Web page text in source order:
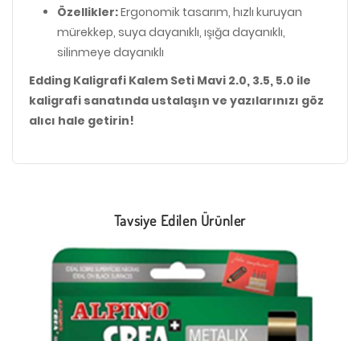
Özellikler:Ergonomik tasarım, hızlı kuruyan
mürekkep, suya dayanıklı, ışığa dayanıklı,
silinmeye dayanıklı
Edding Kaligrafi Kalem Seti Mavi 2.0, 3.5, 5.0 ile
kaligrafi sanatında ustalaşın ve yazılarınızı göz
alıcı hale getirin!
Tavsiye Edilen Ürünler